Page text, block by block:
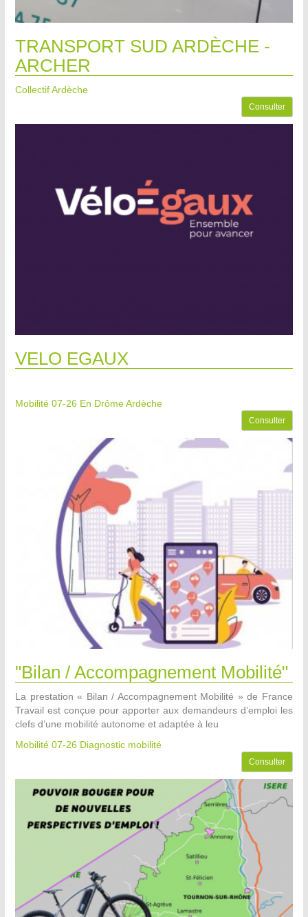
TRANSPORT SUD ARDÈCHE -
ARCHER
Collectif Ardèche
Consulter
VELO EGAUX
Mobilité 07-26 En Drôme Ardèche
Consulter
"Bilan / Accompagnement Mobilité"
La prestation « Bilan / Accompagnement Mobilité » de France
Travail est conçue pour apporter aux demandeurs d’emploi les
clefs d’une mobilité autonome et adaptée à leu
Mobilité 07-26 Diagnostic mobilité
Consulter